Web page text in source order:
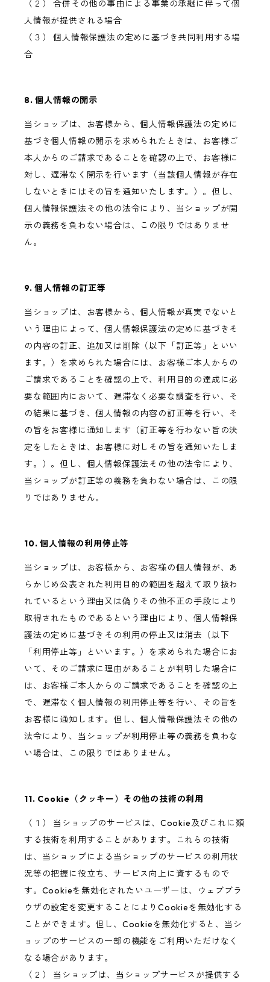
（２） 合併その他の事由による事業の承継に伴って個
人情報が提供される場合
（３） 個人情報保護法の定めに基づき共同利用する場
合
8. 個人情報の開示
当ショップは、お客様から、個人情報保護法の定めに
基づき個人情報の開示を求められたときは、お客様ご
本人からのご請求であることを確認の上で、お客様に
対し、遅滞なく開示を行います（当該個人情報が存在
しないときにはその旨を通知いたします。）。但し、
個人情報保護法その他の法令により、当ショップが開
示の義務を負わない場合は、この限りではありませ
ん。
9. 個人情報の訂正等
当ショップは、お客様から、個人情報が真実でないと
いう理由によって、個人情報保護法の定めに基づきそ
の内容の訂正、追加又は削除（以下「訂正等」といい
ます。）を求められた場合には、お客様ご本人からの
ご請求であることを確認の上で、利用目的の達成に必
要な範囲内において、遅滞なく必要な調査を行い、そ
の結果に基づき、個人情報の内容の訂正等を行い、そ
の旨をお客様に通知します（訂正等を行わない旨の決
定をしたときは、お客様に対しその旨を通知いたしま
す。）。但し、個人情報保護法その他の法令により、
当ショップが訂正等の義務を負わない場合は、この限
りではありません。
10. 個人情報の利用停止等
当ショップは、お客様から、お客様の個人情報が、あ
らかじめ公表された利用目的の範囲を超えて取り扱わ
れているという理由又は偽りその他不正の手段により
取得されたものであるという理由により、個人情報保
護法の定めに基づきその利用の停止又は消去（以下
「利用停止等」といいます。）を求められた場合にお
いて、そのご請求に理由があることが判明した場合に
は、お客様ご本人からのご請求であることを確認の上
で、遅滞なく個人情報の利用停止等を行い、その旨を
お客様に通知します。但し、個人情報保護法その他の
法令により、当ショップが利用停止等の義務を負わな
い場合は、この限りではありません。
11. Cookie（クッキー）その他の技術の利用
（１） 当ショップのサービスは、Cookie及びこれに類
する技術を利用することがあります。これらの技術
は、当ショップによる当ショップのサービスの利用状
況等の把握に役立ち、サービス向上に資するもので
す。Cookieを無効化されたいユーザーは、ウェブブラ
ウザの設定を変更することによりCookieを無効化する
ことができます。但し、Cookieを無効化すると、当シ
ョップのサービスの一部の機能をご利用いただけなく
なる場合があります。
（２） 当ショップは、当ショップサービスが提供する